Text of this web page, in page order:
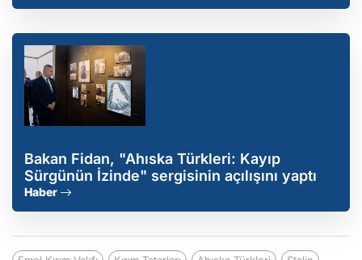
Bakan Fidan, "Ahıska Türkleri: Kayıp
Sürgünün İzinde" sergisinin açılışını yaptı
Haber